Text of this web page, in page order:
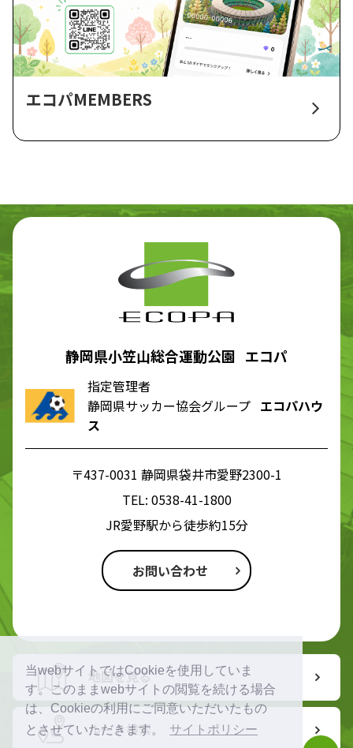
当webサイトではCookieを使用していま
す。このままwebサイトの閲覧を続ける場合
は、Cookieの利用にご同意いただいたもの
とさせていただきます。
サイトポリシー
エコパMEMBERS
静岡県小笠山総合運動公園 エコパ
指定管理者
静岡県サッカー協会グループ エコパハウ
ス
〒437-0031 静岡県袋井市愛野2300-1
TEL: 0538-41-1800
JR愛野駅から徒歩約15分
お問い合わせ
地図を見る
ルート検索